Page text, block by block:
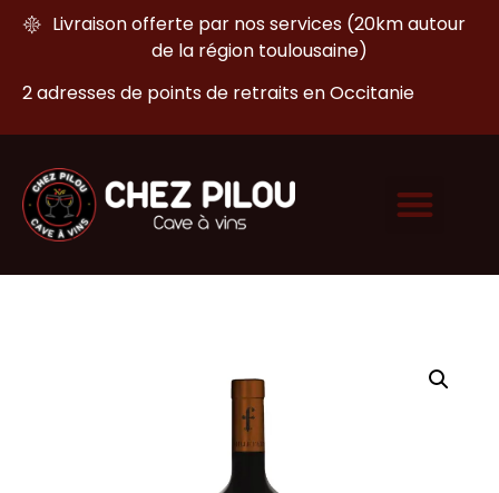
Livraison offerte par nos services (20km autour
de la région toulousaine)
2 adresses de points de retraits en Occitanie